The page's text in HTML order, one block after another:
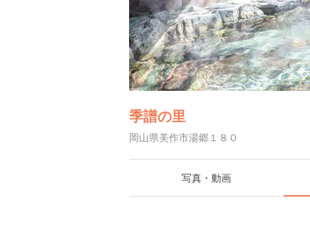
季譜の里
岡山県美作市湯郷１８０
写真・動画